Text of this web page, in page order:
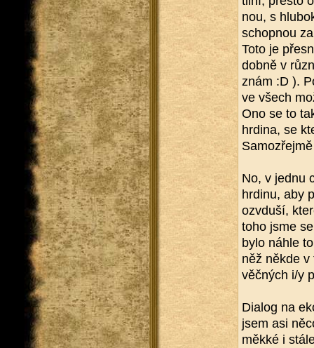
nou, s
schop­nou
Toto je
dob­ně v
znám :D ).
ve všech
Ono se to
hr­di­na, se
No, v jednu
hr­di­nu, aby
ozvdu­ší,
toho jsme
bylo náhle
něž někde
věč­ných i/y
Di­a­log na
jsem asi
měkké i